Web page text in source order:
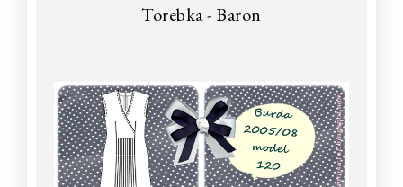
Torebka - Baron